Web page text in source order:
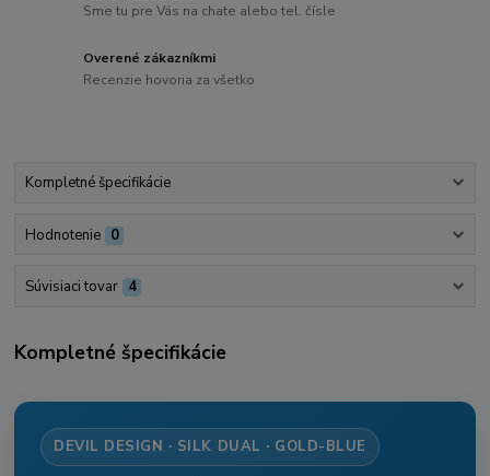
Sme tu pre Vás na chate alebo tel. čísle
Overené zákazníkmi
Recenzie hovoria za všetko
Kompletné špecifikácie
Hodnotenie 0
Súvisiaci tovar 4
Kompletné špecifikácie
DEVIL DESIGN · SILK DUAL · GOLD-BLUE